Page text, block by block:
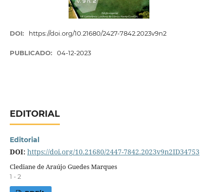
DOI: https://doi.org/10.21680/2427-7842.2023v9n2
PUBLICADO: 04-12-2023
EDITORIAL
Editorial
DOI: https://doi.org/10.21680/2447-7842.2023v9n2ID34753
Clediane de Araújo Guedes Marques
1 - 2